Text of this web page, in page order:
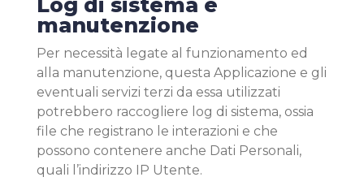
Log di sistema e
manutenzione
Per necessità legate al funzionamento ed
alla manutenzione, questa Applicazione e gli
eventuali servizi terzi da essa utilizzati
potrebbero raccogliere log di sistema, ossia
file che registrano le interazioni e che
possono contenere anche Dati Personali,
quali l’indirizzo IP Utente.